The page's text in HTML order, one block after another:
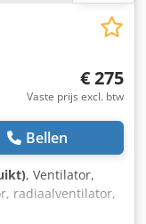
€ 275
Vaste prijs excl. btw
Bellen
, Ventilator,
radiaalventilator,
ventilatieblower,